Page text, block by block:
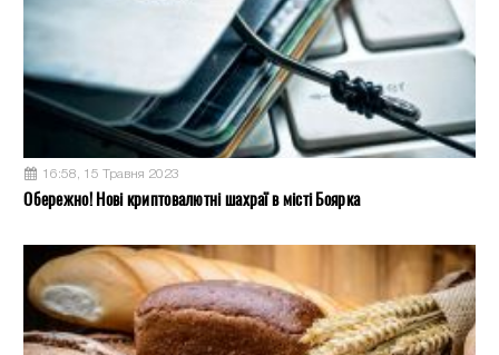
16:58, 15 Травня 2023
Обережно! Нові криптовалютні шахраї в місті Боярка